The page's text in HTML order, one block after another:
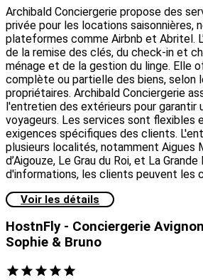
Archibald Conciergerie propose des
privée pour les locations saisonnières,
plateformes comme Airbnb et Abritel.
de la remise des clés, du check-in et
ménage et de la gestion du linge. Elle
complète ou partielle des biens, selon
propriétaires. Archibald Conciergerie
l'entretien des extérieurs pour garantir
voyageurs. Les services sont flexibles
exigences spécifiques des clients.
plusieurs localités, notamment Aigues
d’Aigouze, Le Grau du Roi, et La
d'informations, les clients peuvent les
Voir les détails
HostnFly - Conciergerie
Sophie & Bruno